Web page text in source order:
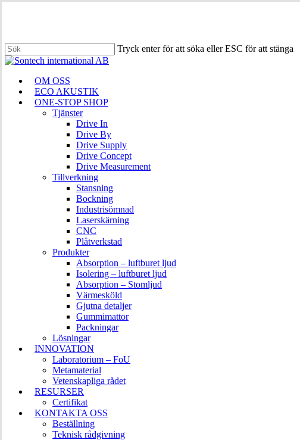
Tryck enter för att söka eller ESC för att stänga
Stäng
Meny
OM OSS
ECO AKUSTIK
ONE-STOP SHOP
Tjänster
Drive In
Drive By
Drive Supply
Drive Concept
Drive Measurement
Tillverkning
Stansning
Bockning
Industrisömnad
Laserskärning
CNC
Plåtverkstad
Produkter
Absorption – luftburet ljud
Isolering – luftburet ljud
Absorption – Stomljud
Värmesköld
Gjutna detaljer
Gummimattor
Packningar
Lösningar
INNOVATION
Laboratorium – FoU
Metamaterial
Vetenskapliga rådet
RESURSER
Certifikat
KONTAKTA OSS
Beställning
Teknisk rådgivning